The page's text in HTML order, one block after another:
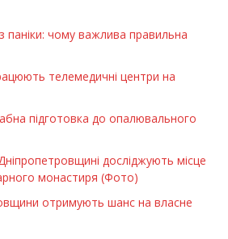
паніки: чому важлива правильна
телемедичні центри на
підготовка до опалювального
досліджують місце
монастиря (Фото)
отримують шанс на власне